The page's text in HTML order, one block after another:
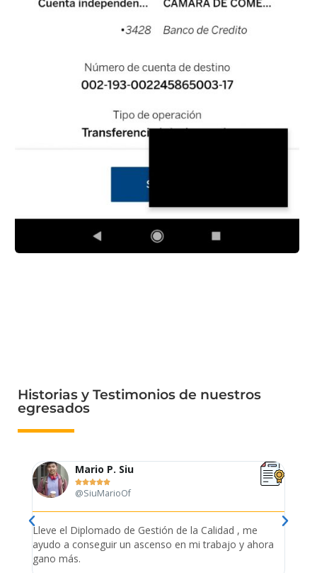
Historias y Testimonios de nuestros
egresados
Mario P. Siu

@SiuMarioOf
Lleve el Diplomado de Gestión de la Calidad , me
ayudo a conseguir un ascenso en mi trabajo y ahora
gano más.